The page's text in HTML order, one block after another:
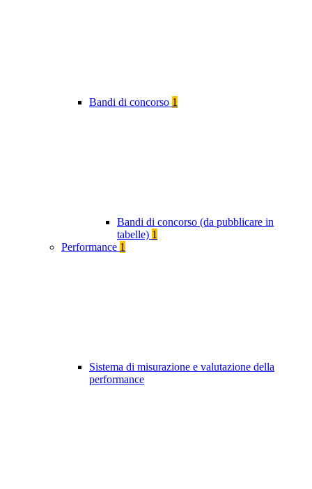
Bandi di concorso 1
Bandi di concorso (da pubblicare in
tabelle) 1
Performance 1
Sistema di misurazione e valutazione della
performance